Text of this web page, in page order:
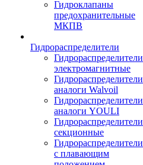
Гидроклапаны
предохранительные
МКПВ
Гидрораспределители
Гидрораспределители
электромагнитные
Гидрораспределители
аналоги Walvoil
Гидрораспределители
аналоги YOULI
Гидрораспределители
секционные
Гидрораспределители
с плавающим